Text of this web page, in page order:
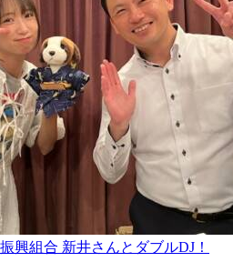
興組合 新井さんとダブルDJ！